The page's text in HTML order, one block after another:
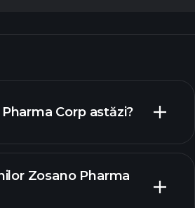
Corp astăzi?
Zosano Pharma